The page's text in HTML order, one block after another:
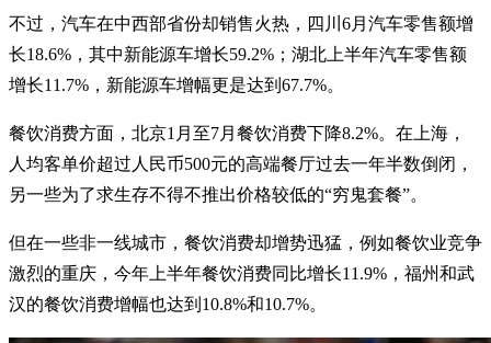
不过，汽车在中西部省份却销售火热，四川6月汽车零售额增
长18.6%，其中新能源车增长59.2%；湖北上半年汽车零售额
增长11.7%，新能源车增幅更是达到67.7%。
餐饮消费方面，北京1月至7月餐饮消费下降8.2%。在上海，
人均客单价超过人民币500元的高端餐厅过去一年半数倒闭，
另一些为了求生存不得不推出价格较低的“穷鬼套餐”。
但在一些非一线城市，餐饮消费却增势迅猛，例如餐饮业竞争
激烈的重庆，今年上半年餐饮消费同比增长11.9%，福州和武
汉的餐饮消费增幅也达到10.8%和10.7%。